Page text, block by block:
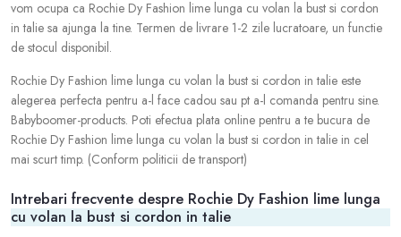
vom ocupa ca Rochie Dy Fashion lime lunga cu volan la bust si cordon
in talie sa ajunga la tine. Termen de livrare 1-2 zile lucratoare, un functie
de stocul disponibil.
Rochie Dy Fashion lime lunga cu volan la bust si cordon in talie este
alegerea perfecta pentru a-l face cadou sau pt a-l comanda pentru sine.
Babyboomer-products. Poti efectua plata online pentru a te bucura de
Rochie Dy Fashion lime lunga cu volan la bust si cordon in talie in cel
mai scurt timp. (Conform politicii de transport)
Intrebari frecvente despre Rochie Dy Fashion lime lunga
cu volan la bust si cordon in talie